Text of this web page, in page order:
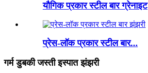
यौगिक प्रकार स्टील बार ग्रेनाइट
प्रेस-लॉक प्रकार स्टील बार...
गर्म डुबकी जस्ती इस्पात झंझरी